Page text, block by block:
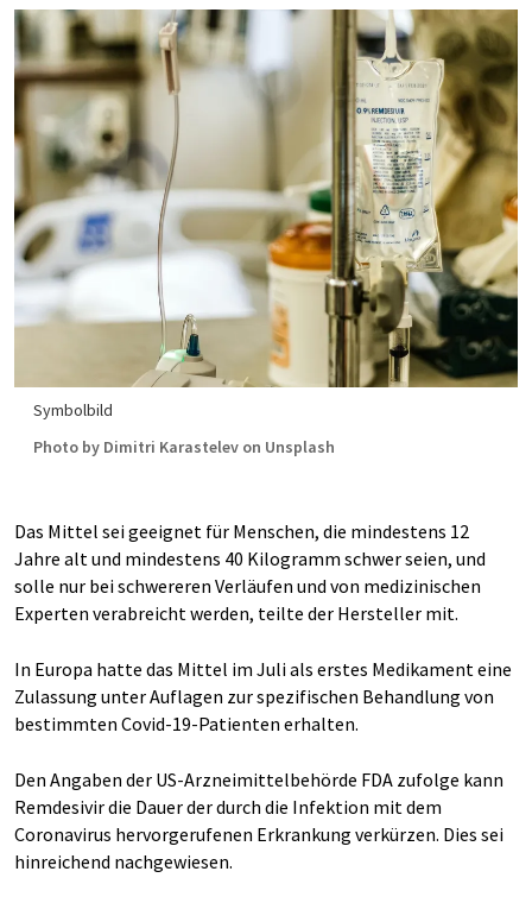
Symbolbild
Photo by Dimitri Karastelev on Unsplash
Das Mittel sei geeignet für Menschen, die mindestens 12
Jahre alt und mindestens 40 Kilogramm schwer seien, und
solle nur bei schwereren Verläufen und von medizinischen
Experten verabreicht werden, teilte der Hersteller mit.
In Europa hatte das Mittel im Juli als erstes Medikament eine
Zulassung unter Auflagen zur spezifischen Behandlung von
bestimmten Covid-19-Patienten erhalten.
Den Angaben der US-Arzneimittelbehörde FDA zufolge kann
Remdesivir die Dauer der durch die Infektion mit dem
Coronavirus hervorgerufenen Erkrankung verkürzen. Dies sei
hinreichend nachgewiesen.